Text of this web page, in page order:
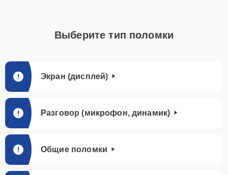
Выберите тип поломки
Экран (дисплей)
Разговор (микрофон, динамик)
Общие поломки